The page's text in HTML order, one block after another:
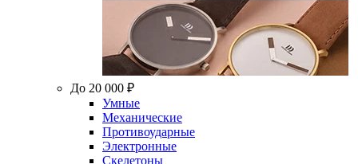
До 20 000 ₽
Умные
Механические
Противоударные
Электронные
Скелетоны